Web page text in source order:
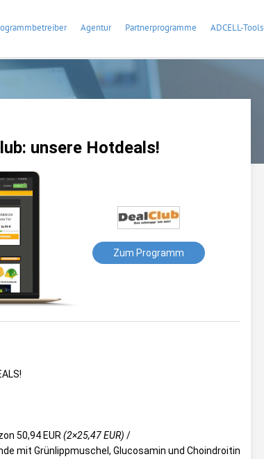
Agentur Partnerprogramme ADCELL-Tools
unsere Hotdeals!
Zum Programm
50,94 EUR (2×25,47 EUR) /
mit Grünlippmuschel, Glucosamin und Choindroitin